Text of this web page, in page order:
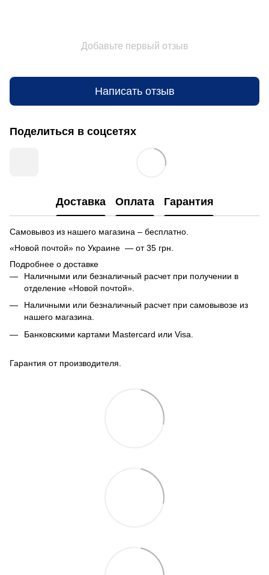
Добавьте первый отзыв
Написать отзыв
Поделиться в соцсетях
Доставка Оплата Гарантия
Самовывоз из нашего магазина – бесплатно.
«Новой почтой» по Украине — от 35 грн.
Подробнее о доставке
Наличными или безналичный расчет при получении в
отделение «Новой почтой».
Наличными или безналичный расчет при самовывозе из
нашего магазина.
Банковскими картами Mastercard или Visa.
Гарантия от производителя.